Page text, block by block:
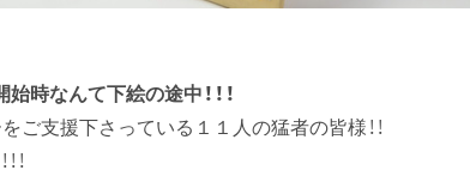
時なんて下絵の途中！！！
ご支援下さっている１１人の猛者の皆様！！
！